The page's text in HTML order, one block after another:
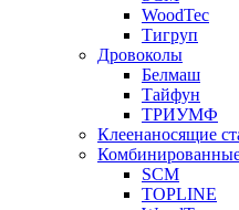
WoodTec
Тигруп
Дровоколы
Белмаш
Тайфун
ТРИУМФ
Клеенаносящие
SCM
TOPLINE